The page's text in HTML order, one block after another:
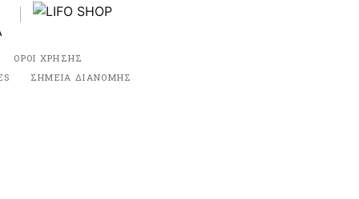
ΟΡΟΙ ΧΡΗΣΗΣ
ΣΗΜΕΙΑ ΔΙΑΝΟΜΗΣ